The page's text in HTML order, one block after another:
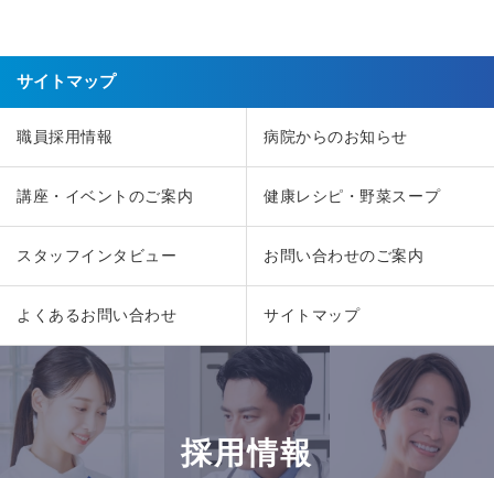
サイトマップ
職員採用情報 病院からのお知らせ
講座・イベントのご案内 健康レシピ・野菜スープ
スタッフインタビュー お問い合わせのご案内
よくあるお問い合わせ サイトマップ
採用情報